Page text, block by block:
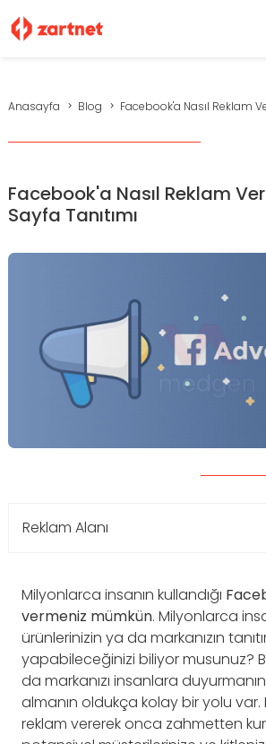
Anasayfa Blog Facebook'a Nasıl Reklam
Facebook'a Nasıl Reklam
Sayfa Tanıtımı
Reklam Alanı
Milyonlarca insanın kullandığı
vermeniz mümkün. Milyonlarca
ürünlerinizin ya da markanızın
yapabileceğinizi biliyor musunuz?
da markanızı insanlara
almanın oldukça kolay bir yolu var.
reklam vererek onca zahmetten